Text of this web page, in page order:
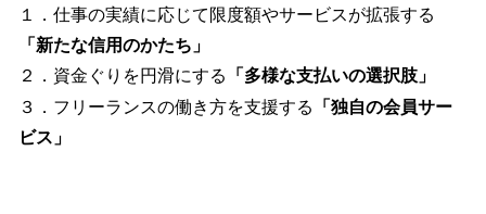
１．仕事の実績に応じて限度額やサービスが拡張する
「新たな信用のかたち」
２．資金ぐりを円滑にする
「多様な支払いの選択肢」
３．フリーランスの働き方を支援する
「独自の会員サー
ビス」